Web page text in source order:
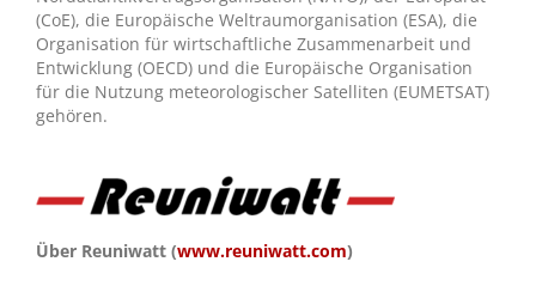
(CoE), die Europäische Weltraumorganisation (ESA), die
Organisation für wirtschaftliche Zusammenarbeit und
Entwicklung (OECD) und die Europäische Organisation
für die Nutzung meteorologischer Satelliten (EUMETSAT)
gehören.
Über Reuniwatt (www.reuniwatt.com)